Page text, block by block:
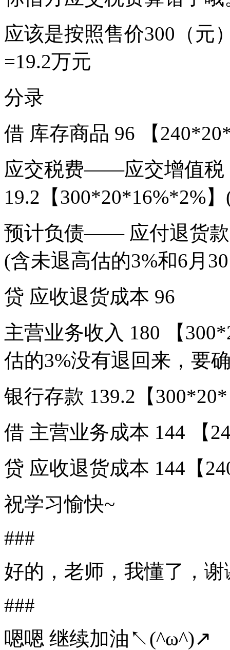
应该是按照售价300（元
=19.2万元
分录
借 库存商品 96 【
应交税费——应交增值税
19.2【300*20*16%*2%
预计负债—— 应付退货款
(含未退高估的3%和6月
贷 应收退货成本 96
主营业务收入 180 【
估的3%没有退回来，要
银行存款 139.2【
借 主营业务成本 144 【
贷 应收退货成本 144【
祝学习愉快~
###
好的，老师，我懂了，谢
###
嗯嗯 继续加油↖(^ω^)↗